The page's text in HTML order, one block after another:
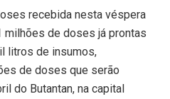
recebida nesta véspera
milhões de doses já prontas
litros de insumos,
de doses que serão
do Butantan, na capital